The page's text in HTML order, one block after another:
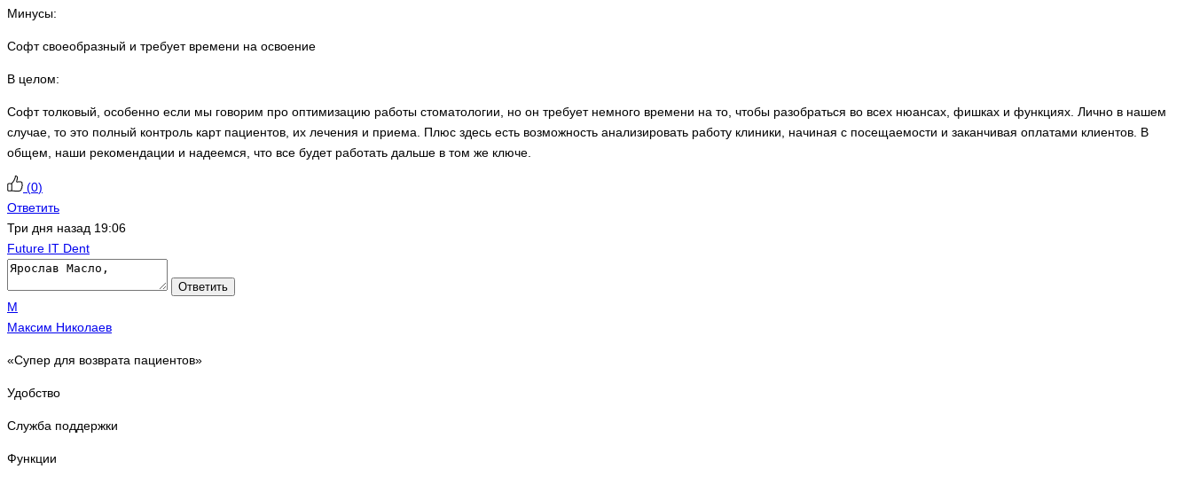
Минусы:
Софт своеобразный и требует времени на освоение
В целом:
Софт толковый, особенно если мы говорим про оптимизацию работы стоматологии, но он требует немного времени на то, чтобы разобраться во всех нюансах, фишках и функциях. Лично в нашем
случае, то это полный контроль карт пациентов, их лечения и приема. Плюс здесь есть возможность анализировать работу клиники, начиная с посещаемости и заканчивая оплатами клиентов. В
общем, наши рекомендации и надеемся, что все будет работать дальше в том же ключе.
(0)
Ответить
Три дня назад 19:06
Future IT Dent
Ответить
М
Максим Николаев
«Супер для возврата пациентов»
Удобство
Служба поддержки
Функции